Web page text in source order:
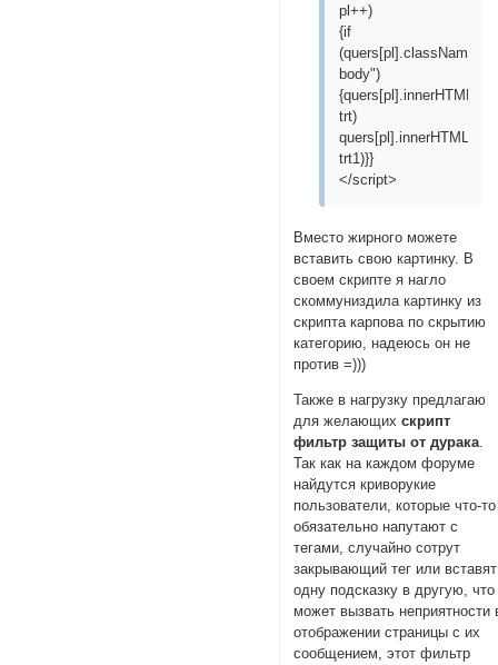
pl++)
{if
body")
trt)
trt1)}}
</script>
Вместо жирного можете
вставить свою картинку. В
своем скрипте я нагло
скоммуниздила картинку из
скрипта карпова по скрытию
категорию, надеюсь он не
против =)))
Также в нагрузку предлагаю
для желающихскрипт
фильтр защиты от дурака.
Так как на каждом форуме
найдутся криворукие
пользователи, которые что-то
обязательно напутают с
тегами, случайно сотрут
закрывающий тег или вставят
одну подсказку в другую, что
может вызвать неприятности
отображении страницы с их
сообщением, этот фильтр